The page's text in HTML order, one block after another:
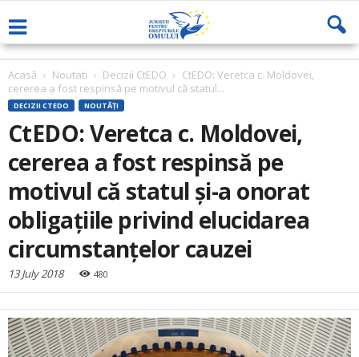
Acasă Noutati Decizii CtEDO
CtEDO: Veretca c. Moldovei,
cererea a fost respinsă pe motivul că statul...
DECIZII CTEDO NOUTĂȚI
CtEDO: Veretca c. Moldovei,
cererea a fost respinsă pe
motivul că statul și-a onorat
obligațiile privind elucidarea
circumstanțelor cauzei
13 July 2018 480